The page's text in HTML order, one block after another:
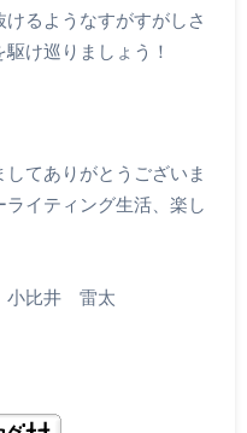
るようなすがすがしさ
け巡りましょう！
てありがとうございま
イティング生活、楽し
小比井 雷太